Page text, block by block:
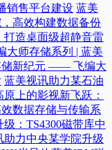
售平台建设 蓝美
高效构建数据备份
打造桌面级超静音雷
大师存储系列 | 蓝美
储新纪元 —— 飞编大
蓝美视讯助力某石油
原上的影视新飞跃：
数据存储与传输系
：TS4300磁带库中
助力中央某学院升级